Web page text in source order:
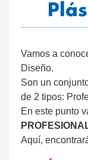
Vamos a
Diseño.
Son un
de 2 tipos:
En este punto
Aquí,